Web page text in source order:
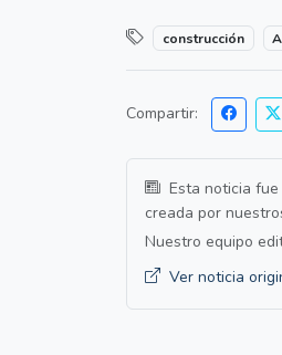
construcción
Compartir:
Esta noticia
creada por
Nuestro equipo
Ver noticia